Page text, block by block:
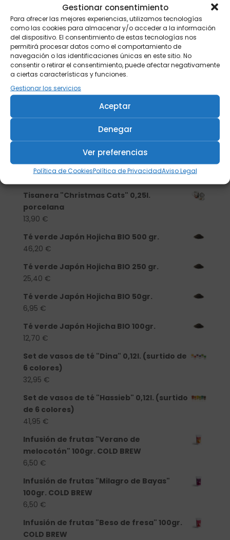
Gestionar consentimiento
Para ofrecer las mejores experiencias, utilizamos tecnologías
como las cookies para almacenar y/o acceder a la información
del dispositivo. El consentimiento de estas tecnologías nos
permitirá procesar datos como el comportamiento de
navegación o las identificaciones únicas en este sitio. No
consentir o retirar el consentimiento, puede afectar negativamente
a ciertas características y funciones.
Gestionar los servicios
Aceptar
Denegar
Ver preferencias
Política de CookiesPolítica de PrivacidadAviso Legal
Productos
Tisanera "Christmas Cats" 0,25l.
porcelana
13,90 €
Té verde Japón Hojicha BIO 500 gr.
46,20 €
Té verde Japón Hojicha BIO 250 gr.
25,40 €
Té verde Japón Hojicha BIO 50gr.
6,95 €
Té verde Japón Hojicha BIO 100gr.
12,70 €
Set de vasos de té "Dina" 0,12l. (surtido de
6 colores)
32,95 €
Set de vasos de té "Hassieb" 0,12l. (surtido
de 6 colores)
41,95 €
Infusión de frutas "Verano de
melocotón" 100gr. COLD BREW
6,50 €
Infusión de frutas "Milagro de Bayas"
100gr. COLD BREW
6,50 €
Infusión de frutas "Beso de fresa" 100gr.
COLD BREW